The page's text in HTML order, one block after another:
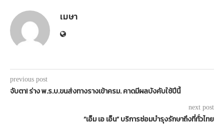
เมษา
previous post
จับตา! ร่าง พ.ร.บ.ขนส่งทางรางเข้าครม. คาดมีผลบังคับใช้ปีนี้
next post
“เอ็ม เอ เอ็น” บริการซ่อมบำรุงรักษาถึงที่ทั่วไทย